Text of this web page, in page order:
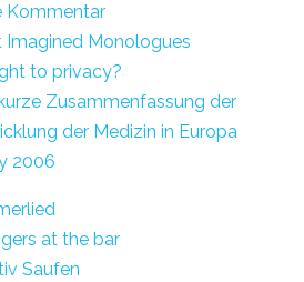
Kommentar
Imagined Monologues
to privacy?
Zusammenfassung der
der Medizin in Europa
2006
at the bar
Saufen